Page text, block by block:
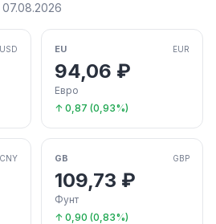
USD EU EUR
94,06 ₽
Евро
↑ 0,87 (0,93%)
CNY GB GBP
109,73 ₽
Фунт
↑ 0,90 (0,83%)